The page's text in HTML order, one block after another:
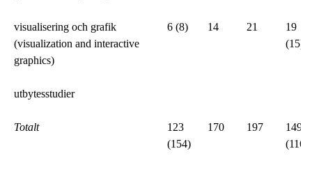
visualisering och grafik
(visualization and interactive
graphics)
6 (8) 14 21
19
(15)
utbytesstudier
Totalt
123
(154)
170 197
149
(116)